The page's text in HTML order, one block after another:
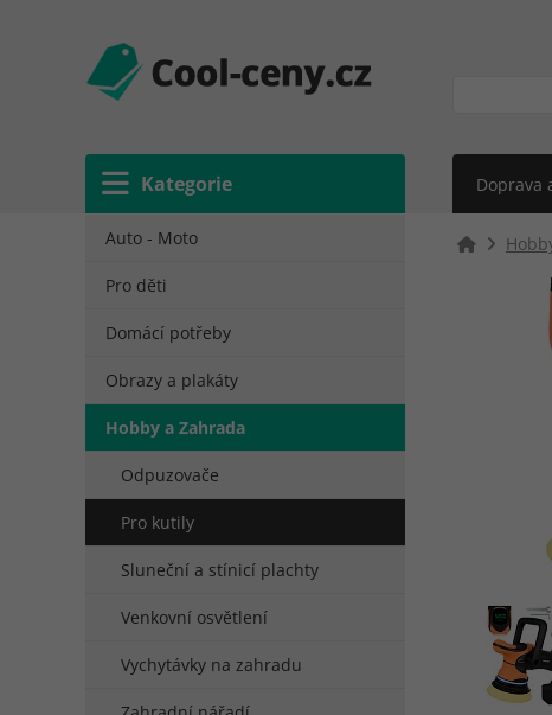
Kategorie Doprava
Auto - Moto
Pro děti
Domácí potřeby
Obrazy a plakáty
Hobby a Zahrada
Odpuzovače
Pro kutily
Sluneční a stínicí plachty
Venkovní osvětlení
Vychytávky na zahradu